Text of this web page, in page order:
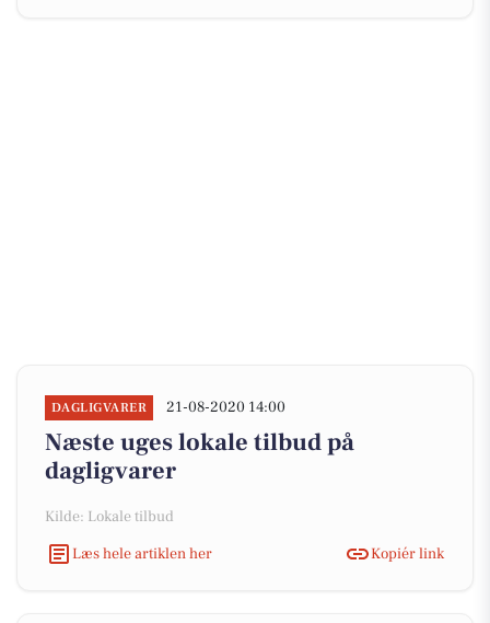
DAGLIGVARER 21-08-2020 14:00
Næste uges lokale tilbud på
dagligvarer
Kilde: Lokale tilbud
Læs hele artiklen her
Kopiér link